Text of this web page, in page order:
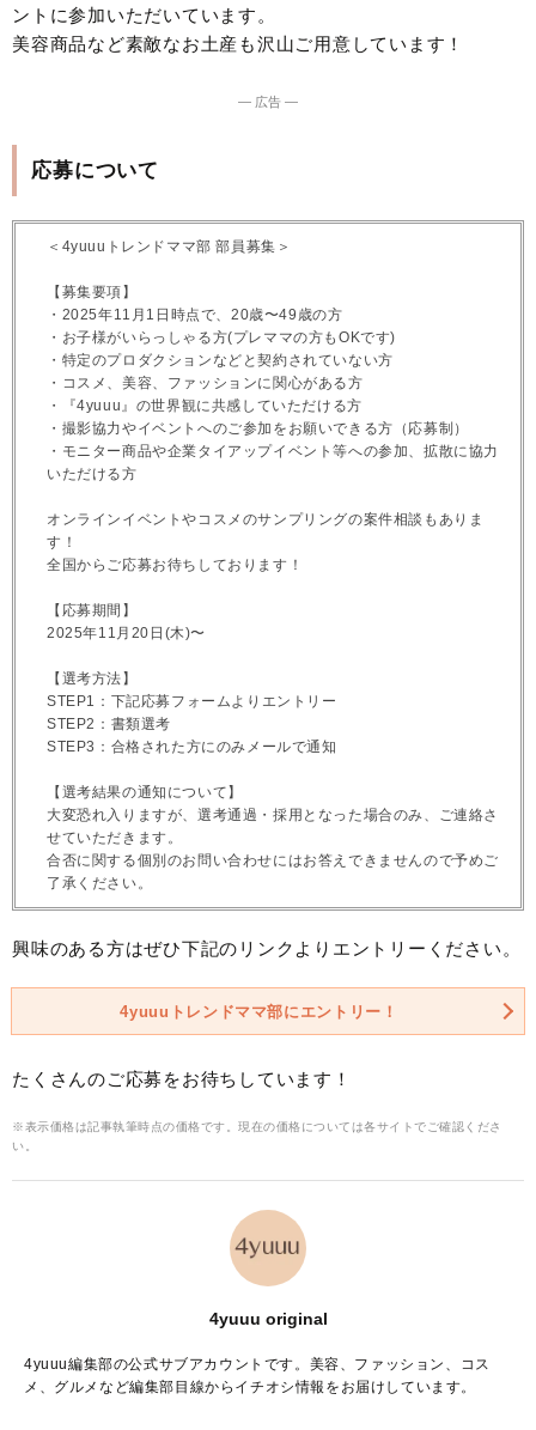
ントに参加いただいています。
美容商品など素敵なお土産も沢山ご用意しています！
― 広告 ―
応募について
＜4yuuuトレンドママ部 部員募集＞
【募集要項】
・2025年11月1日時点で、20歳〜49歳の方
・お子様がいらっしゃる方(プレママの方もOKです)
・特定のプロダクションなどと契約されていない方
・コスメ、美容、ファッションに関心がある方
・『4yuuu』の世界観に共感していただける方
・撮影協力やイベントへのご参加をお願いできる方（応募制）
・モニター商品や企業タイアップイベント等への参加、拡散に協力
いただける方
オンラインイベントやコスメのサンプリングの案件相談もありま
す！
全国からご応募お待ちしております！
【応募期間】
2025年11月20日(木)〜
【選考方法】
STEP1：下記応募フォームよりエントリー
STEP2：書類選考
STEP3：合格された方にのみメールで通知
【選考結果の通知について】
大変恐れ入りますが、選考通過・採用となった場合のみ、ご連絡さ
せていただきます。
合否に関する個別のお問い合わせにはお答えできませんので予めご
了承ください。
興味のある方はぜひ下記のリンクよりエントリーください。
4yuuuトレンドママ部にエントリー！
たくさんのご応募をお待ちしています！
※表示価格は記事執筆時点の価格です。現在の価格については各サイトでご確認くださ
い。
4yuuu original
4yuuu編集部の公式サブアカウントです。美容、ファッション、コス
メ、グルメなど編集部目線からイチオシ情報をお届けしています。